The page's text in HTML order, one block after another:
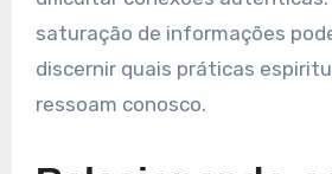
saturação de informações
discernir quais práticas
ressoam conosco.